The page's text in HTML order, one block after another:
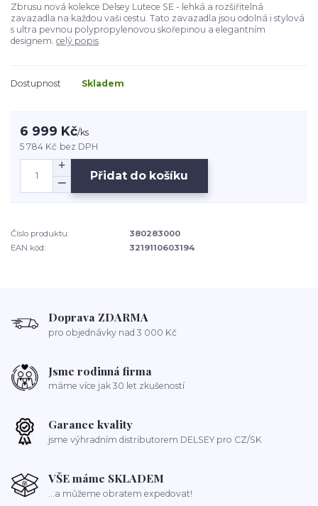
Zbrusu nová kolekce Delsey Lutece SE - lehká a rozšiřitelná
zavazadla na každou vaši cestu. Tato zavazadla jsou odolná i stylová
s ultra pevnou polypropylenovou skořepinou a elegantním
designem. celý popis
Dostupnost Skladem
6 999 Kč/ks
5 784 Kč bez DPH
Přidat do košíku
Číslo produktu:
380283000
EAN kód:
3219110603194
Doprava ZDARMA
pro objednávky nad 3 000 Kč
Jsme rodinná firma
máme více jak 30 let zkušeností
Garance kvality
jsme výhradním distributorem DELSEY pro CZ/SK
VŠE máme SKLADEM
...a můžeme obratem expedovat!